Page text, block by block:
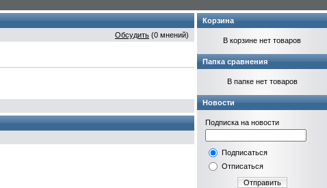
Обсудить (0 мнений)
Корзина
В корзине нет товаров
Папка сравнения
В папке нет товаров
Новости
Подписка на новости
Подписаться
Отписаться
Отправить